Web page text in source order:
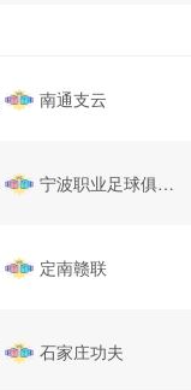
南通支云
宁波职业足球俱乐
定南赣联
石家庄功夫